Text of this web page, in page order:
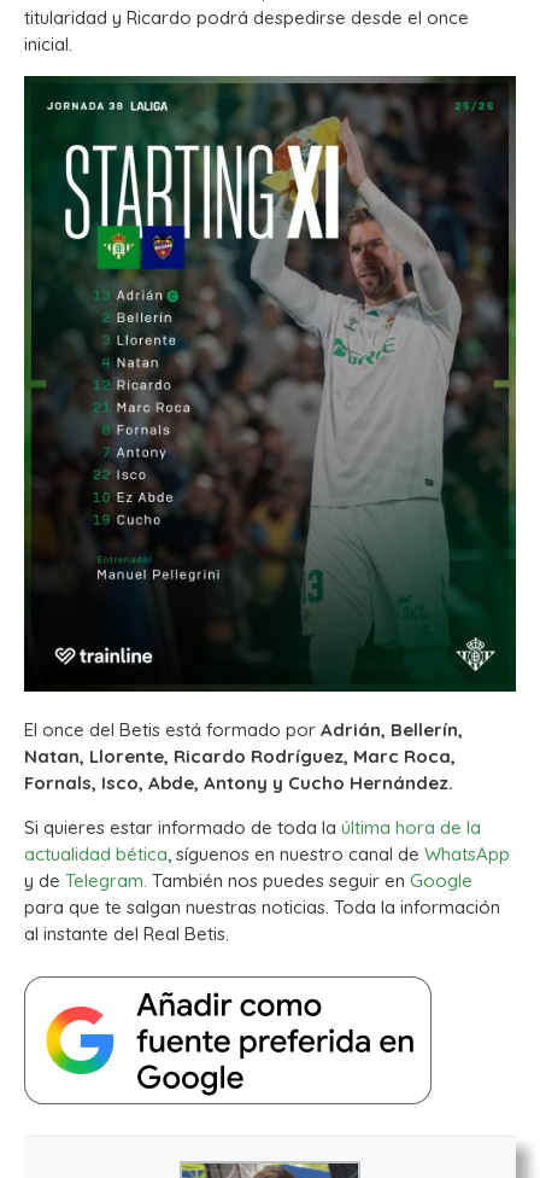
titularidad y Ricardo podrá despedirse desde el once
inicial.
El once del Betis está formado por Adrián, Bellerín,
Natan, Llorente, Ricardo Rodríguez, Marc Roca,
Fornals, Isco, Abde, Antony y Cucho Hernández.
Si quieres estar informado de toda la última hora de la
actualidad bética, síguenos en nuestro canal de WhatsApp
y de Telegram. También nos puedes seguir en Google
para que te salgan nuestras noticias. Toda la información
al instante del Real Betis.